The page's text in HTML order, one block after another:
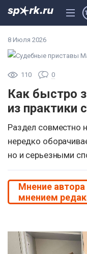
8 Июля 2026
110 0
Как быстро
из практики
Раздел совместно
нередко
но и серьезными
Мнение
мнением